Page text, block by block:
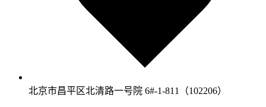
北京市昌平区北清路一号院 6#-1-811（102206）